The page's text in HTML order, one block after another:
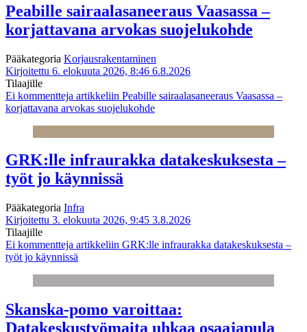
Peabille sairaalasaneeraus Vaasassa –
korjattavana arvokas suojelukohde
Pääkategoria Korjausrakentaminen
Kirjoitettu 6. elokuuta 2026, 8:46 6.8.2026
Tilaajille
Ei kommentteja artikkeliin Peabille sairaalasaneeraus Vaasassa –
korjattavana arvokas suojelukohde
GRK:lle infraurakka datakeskuksesta –
työt jo käynnissä
Pääkategoria Infra
Kirjoitettu 3. elokuuta 2026, 9:45 3.8.2026
Tilaajille
Ei kommentteja artikkeliin GRK:lle infraurakka datakeskuksesta –
työt jo käynnissä
Skanska-pomo varoittaa:
Datakeskustyömaita uhkaa osaajapula